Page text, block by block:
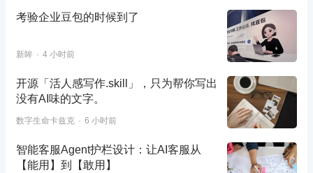
考验企业豆包的时候到了
新眸 4 小时前
开源「活人感写作.skill」，只为帮你写出
没有AI味的文字。
数字生命卡兹克 6 小时前
智能客服Agent护栏设计：让AI客服从
【能用】到【敢用】